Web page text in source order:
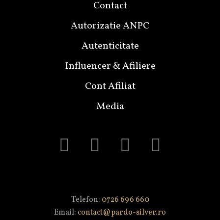
Contact
Autorizatie ANPC
Autenticitate
Influencer & Afiliere
Cont Afiliat
Media
Telefon: 0726 696 660
Email: contact@pardo-silver.ro